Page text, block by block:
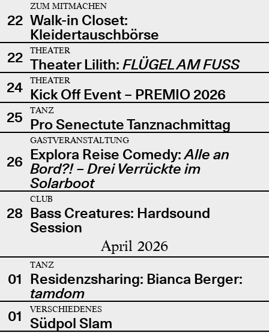
22
ZUM MITMACHEN
Walk-in Closet:
Kleidertauschbörse
22
THEATER
Theater Lilith: FLÜGEL AM FUSS
24
THEATER
Kick Off Event – PREMIO 2026
25
TANZ
Pro Senectute Tanznachmittag
26
GASTVERANSTALTUNG
Explora Reise Comedy:Alle an
Bord?! – Drei Verrückte im
Solarboot
28
CLUB
Bass Creatures: Hardsound
Session
April 2026
01
TANZ
Residenzsharing: Bianca Berger:
tamdom
01
VERSCHIEDENES
Südpol Slam